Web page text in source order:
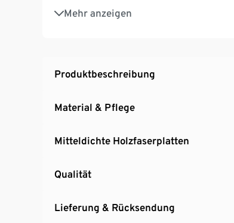
Mehr anzeigen
Gestell aus pulverbeschichtetem Stahl
Korb aus Polyester
Produktbeschreibung
Material & Pflege
Mitteldichte Holzfaserplatten
Qualität
Lieferung & Rücksendung